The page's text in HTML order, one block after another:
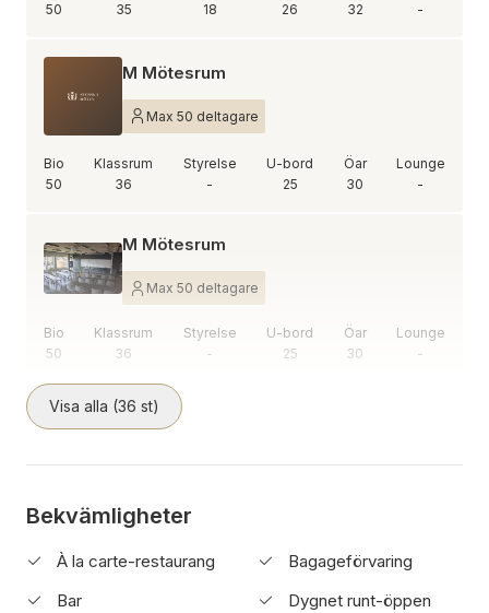
50
35
18
26
32
-
M Mötesrum
Max 50 deltagare
Bio
50
Klassrum
36
Styrelse
-
U-bord
25
Öar
30
Lounge
-
M Mötesrum
Max 50 deltagare
Bio
50
Klassrum
36
Styrelse
-
U-bord
25
Öar
30
Lounge
-
Visa alla (36 st)
Bekvämligheter
À la carte-restaurang
Bagageförvaring
Bar
Dygnet runt-öppen